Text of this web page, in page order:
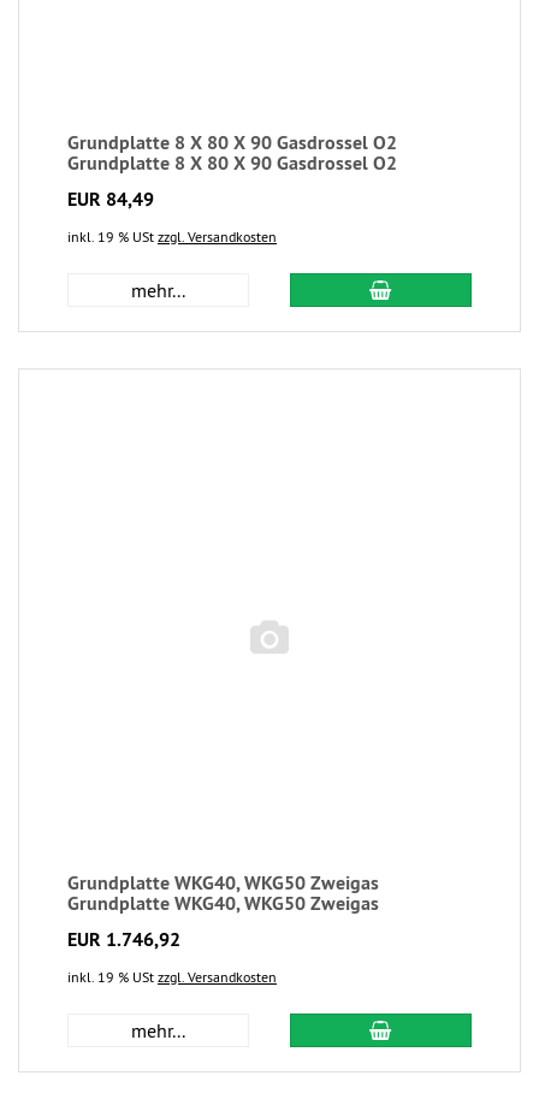
Grundplatte 8 X 80 X 90 Gasdrossel O2
Grundplatte 8 X 80 X 90 Gasdrossel O2
EUR 84,49
inkl. 19 % USt zzgl. Versandkosten
mehr...
Grundplatte WKG40, WKG50 Zweigas
Grundplatte WKG40, WKG50 Zweigas
EUR 1.746,92
inkl. 19 % USt zzgl. Versandkosten
mehr...